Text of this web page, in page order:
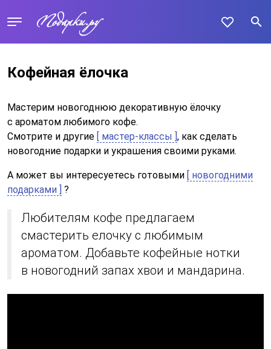
Кофейная ёлочка
Мастерим новогоднюю декоративную ёлочку
с ароматом любимого кофе.
Смотрите и другие [ мастер-классы ], как сделать
новогодние подарки и украшения своими руками.
А может вы интересуетесь готовыми [ новогодними
подарками ] ?
Любителям кофе предлагаем
смастерить елочку с любимым
ароматом. Добавьте кофейные нотки
в новогодний запах хвои и мандарина.